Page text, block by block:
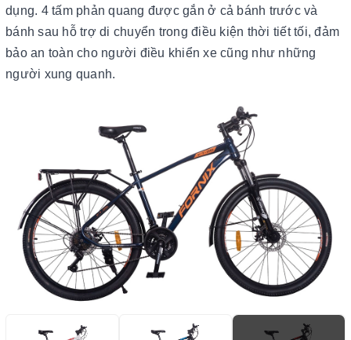
dụng. 4 tấm phản quang được gắn ở cả bánh trước và
bánh sau hỗ trợ di chuyển trong điều kiện thời tiết tối, đảm
bảo an toàn cho người điều khiển xe cũng như những
người xung quanh.